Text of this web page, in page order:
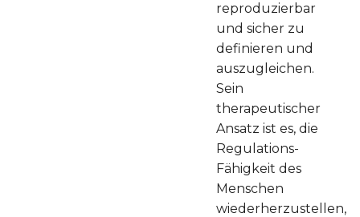
reproduzierbar
und sicher zu
definieren und
auszugleichen.
Sein
therapeutischer
Ansatz ist es, die
Regulations-
Fähigkeit des
Menschen
wiederherzustellen,